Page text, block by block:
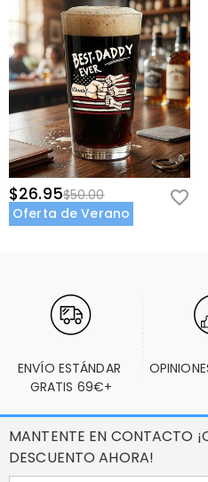
$26.95$50.00
Oferta de Verano
ENVÍO ESTÁNDAR
GRATIS 69€+
MANTENTE EN CONTACTO
DESCUENTO AHORA!